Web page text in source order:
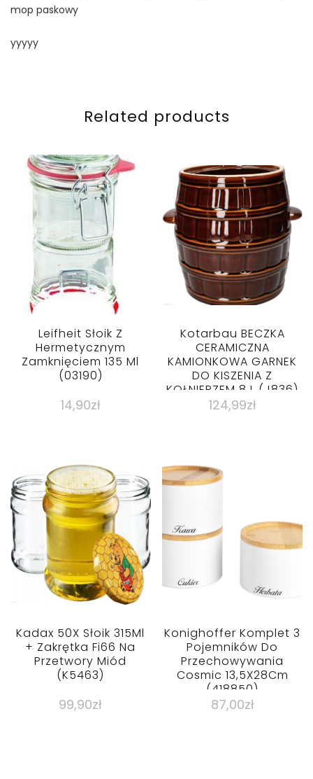
mop paskowy
yyyyy
Related products
Leifheit Słoik Z
Hermetycznym
Zamknięciem 135 Ml
(03190)
14,90zł
Kotarbau BECZKA
CERAMICZNA
KAMIONKOWA GARNEK
DO KISZENIA Z
KOŁNIERZEM 8 L (J836)
124,99zł
Kadax 50X Słoik 315Ml
+ Zakrętka Fi66 Na
Przetwory Miód
(K5463)
99,90zł
Konighoffer Komplet 3
Pojemników Do
Przechowywania
Cosmic 13,5X28Cm
(418850)
87,00zł